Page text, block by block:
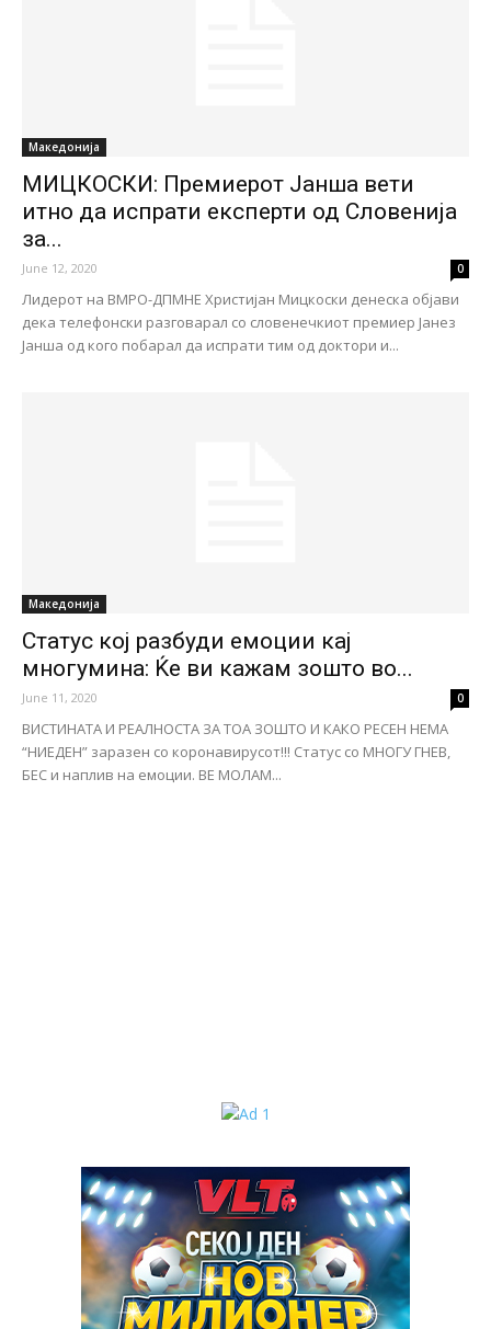
Македонија
МИЦКОСКИ: Премиерот Јанша вети
итно да испрати експерти од Словенија
за...
June 12, 2020 0
Лидерот на ВМРО-ДПМНЕ Христијан Мицкоски денеска објави
дека телефонски разговарал со словенечкиот премиер Јанез
Јанша од кого побарал да испрати тим од доктори и...
Македонија
Статус кој разбуди емоции кај
многумина: Ќе ви кажам зошто во...
June 11, 2020 0
ВИСТИНАТА И РЕАЛНОСТА ЗА ТОА ЗОШТО И КАКО РЕСЕН НЕМА
“НИЕДЕН” заразен со коронавирусот!!! Статус со МНОГУ ГНЕВ,
БЕС и наплив на емоции. ВЕ МОЛАМ...